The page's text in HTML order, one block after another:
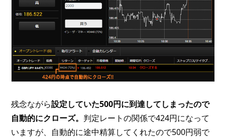
残念ながら設定していた500円に到達してしまったので
自動的にクローズ。 判定レートの関係で424円になって
いますが、自動的に途中精算してくれたので500円弱で